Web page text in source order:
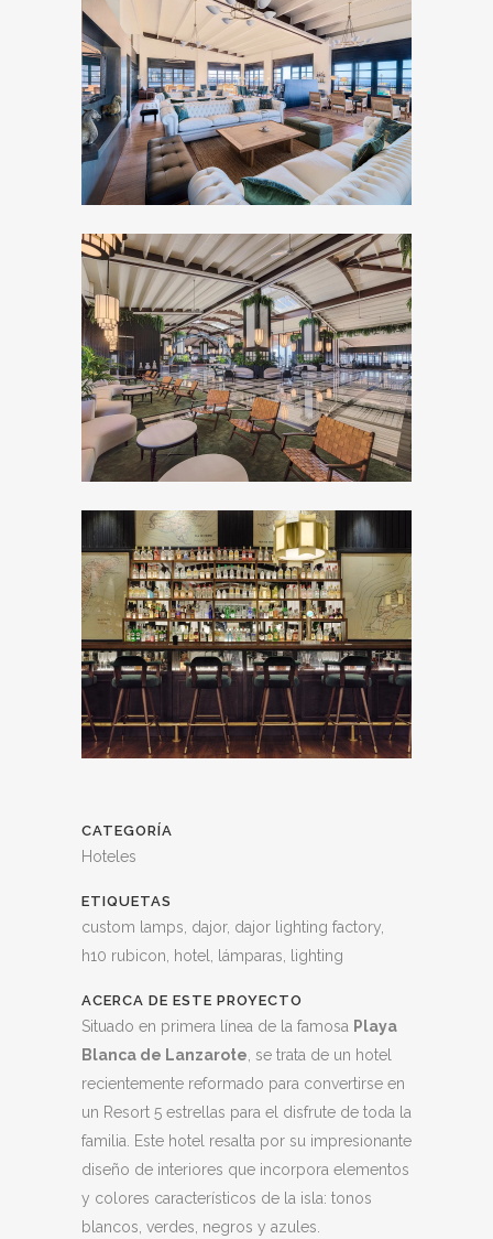
CATEGORÍA
Hoteles
ETIQUETAS
custom lamps, dajor, dajor lighting factory,
h10 rubicon, hotel, lámparas, lighting
ACERCA DE ESTE PROYECTO
Situado en primera línea de la famosa Playa
Blanca de Lanzarote , se trata de un hotel
recientemente reformado para convertirse en
un Resort 5 estrellas para el disfrute de toda la
familia. Este hotel resalta por su impresionante
diseño de interiores que incorpora elementos
y colores característicos de la isla: tonos
blancos, verdes, negros y azules.